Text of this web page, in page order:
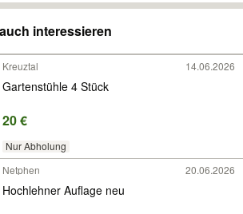
interessieren
Kreuztal 14.06.2026
Gartenstühle 4 Stück
20 €
Nur Abholung
Netphen
20.06.2026
Hochlehner Auflage neu